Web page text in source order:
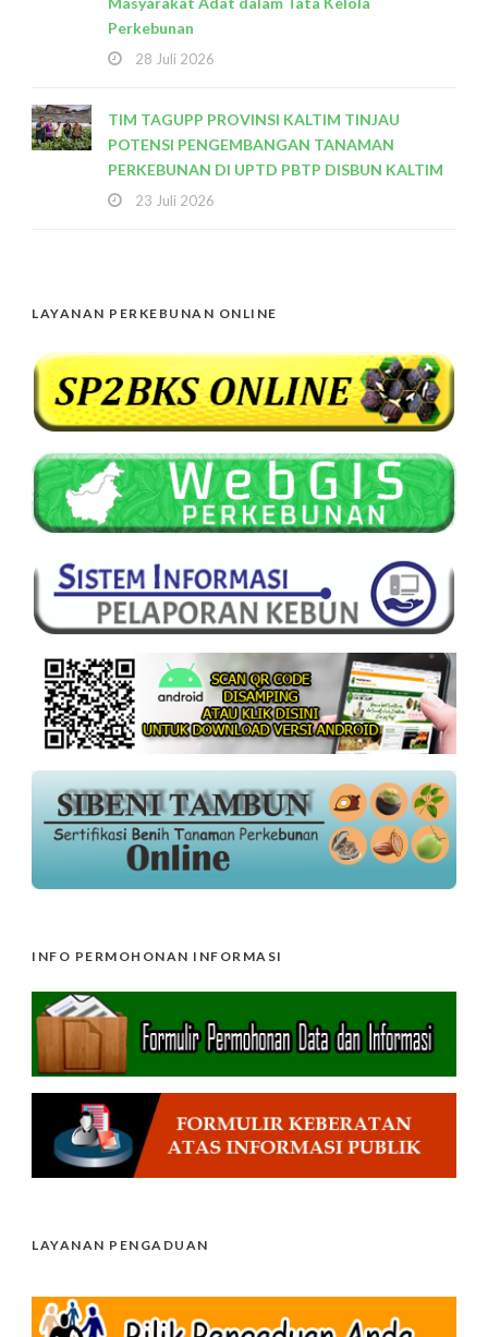
Perkebunan
28 Juli 2026
TIM TAGUPP PROVINSI KALTIM TINJAU
POTENSI PENGEMBANGAN TANAMAN
PERKEBUNAN DI UPTD PBTP DISBUN KALTIM
23 Juli 2026
LAYANAN PERKEBUNAN ONLINE
INFO PERMOHONAN INFORMASI
LAYANAN PENGADUAN